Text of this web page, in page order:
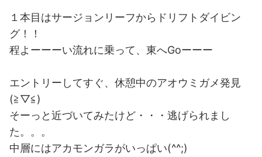
１本目はサージョンリーフからドリフトダイビン
グ！！
程よーーーい流れに乗って、東へGoーーー
エントリーしてすぐ、休憩中のアオウミガメ発見
(≧▽≦)
そーっと近づいてみたけど・・・逃げられまし
た。。。
中層にはアカモンガラがいっぱい(^^;)